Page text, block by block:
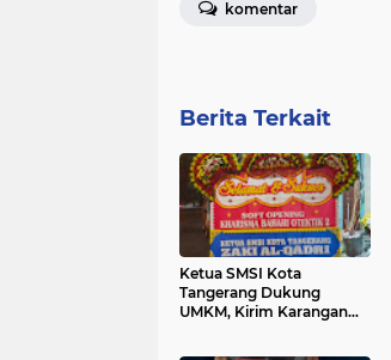
komentar
Berita Terkait
Ketua SMSI Kota
Tangerang Dukung
UMKM, Kirim Karangan